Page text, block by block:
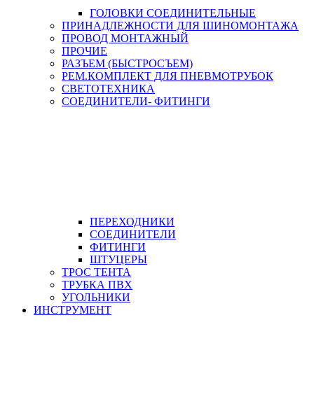
ГОЛОВКИ СОЕДИНИТЕЛЬНЫЕ
ПРИНАДЛЕЖНОСТИ ДЛЯ ШИНОМОНТАЖА
ПРОВОД МОНТАЖНЫЙ
ПРОЧИЕ
РАЗЪЕМ (БЫСТРОСЪЕМ)
РЕМ.КОМПЛЕКТ ДЛЯ ПНЕВМОТРУБОК
СВЕТОТЕХНИКА
СОЕДИНИТЕЛИ- ФИТИНГИ
ПЕРЕХОДНИКИ
СОЕДИНИТЕЛИ
ФИТИНГИ
ШТУЦЕРЫ
ТРОС ТЕНТА
ТРУБКА ПВХ
УГОЛЬНИКИ
ИНСТРУМЕНТ